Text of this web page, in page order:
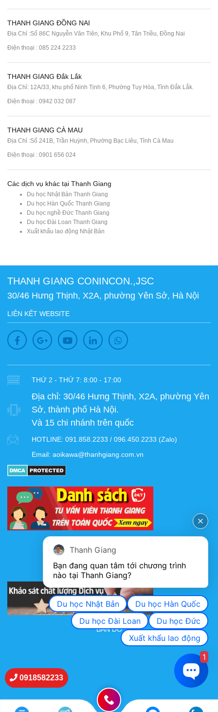
THANH GIANG ĐỒNG NAI
Địa Chỉ :Số 86C Nguyễn Văn Tiên, Khu Phố 9, Tân Triều, Đồng Nai
Điện thoại : 085 224 2233
THANH GIANG Đắk Lắk
Địa Chỉ: 12A/33, khu phố Ninh Tịnh 6, Phường Tuy Hòa, Tỉnh Đắk Lắk.
Điện thoại : 0942 032 087
THANH GIANG CÀ MAU
Địa Chỉ :Số 241B, Trần Huỳnh, Phường Bạc Liêu, Tỉnh Cà Mau
Điện thoại : 0901 656 024
Các dịch vụ khác tại Thanh Giang
Du học Nhật Bản Thanh Giang
Du học Hàn Quốc Thanh Giang
Du học nghề Đức Thanh Giang
Du học Đài Loan Thanh Giang
Xuất khẩu lao động Nhật Bản
THANH GIANG CONINCON.,JSC
30/46 Hưng Thịnh, X2A, phường Yên Sở, Hà Nội
LIÊN KẾT WEBSITE
THỨ 2 - THỨ 7: 8:00 - 17:00
Địa chỉ: 30/46 Hưng Thịnh, X2A, phường Yên
Sở, thành phố Hà Nội.
Và 15 chi nhánh trên quốc
HOTLINE: 091.858.2233 / 096.450.2233 (Zalo)
Email: aoikawa@thanhgiang.com.vn
KHẢO SÁT CHẤT LƯỢNG DỊCH VỤ
BẢN ĐỒ
0918582233
Thanh Giang
Bạn đang quan tâm tới chương trình
nào tại Thanh Giang?
Du học Nhật Bản
Du học Hàn Quốc
Du học Đài Loan
Du học Đức
Xuất khẩu lao động
1